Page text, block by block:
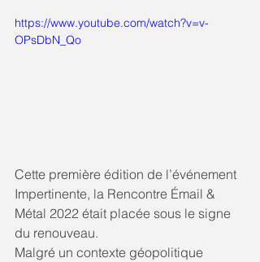
https://www.youtube.com/watch?v=v-
OPsDbN_Qo
Cette première édition de l’événement
Impertinente, la Rencontre Émail &
Métal 2022 était placée sous le signe
du renouveau.
Malgré un contexte géopolitique